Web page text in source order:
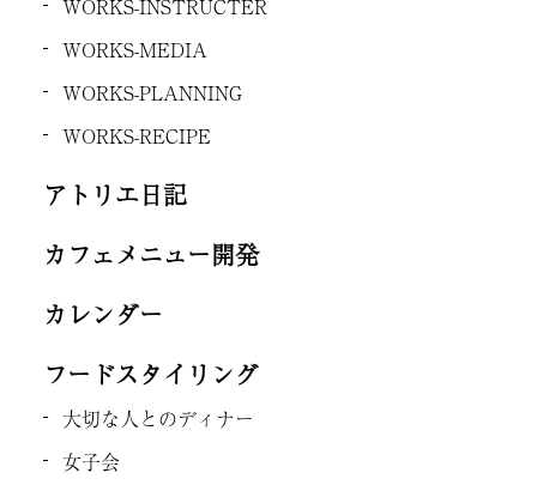
WORKS-MEDIA
WORKS-PLANNING
WORKS-RECIPE
アトリエ日記
カフェメニュー開発
カレンダー
フードスタイリング
大切な人とのディナー
女子会